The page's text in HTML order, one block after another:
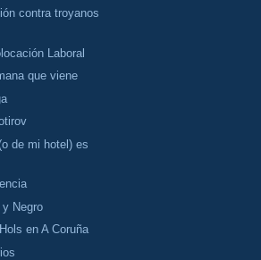
contra troyanos
Laboral
que viene
de mi hotel) es
Negro
en A Coruña